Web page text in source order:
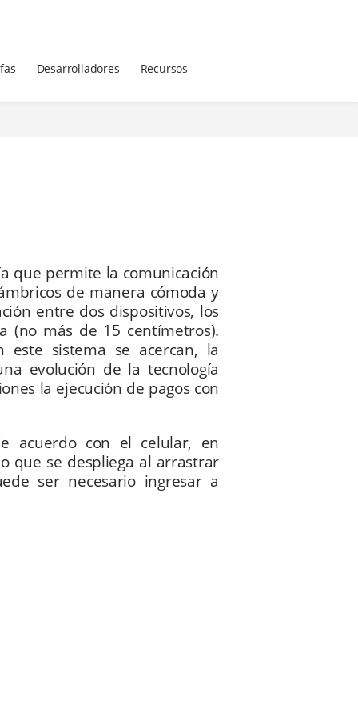
Desarrolladores Recursos
que permite la comunicación
de manera cómoda y
entre dos dispositivos, los
(no más de 15 centímetros).
este sistema se acercan, la
evolución de la tecnología
la ejecución de pagos con
acuerdo con el celular, en
que se despliega al arrastrar
ser necesario ingresar a